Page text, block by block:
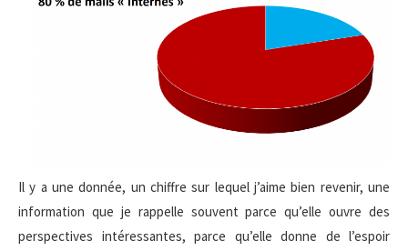
Il y a une donnée, un chiffre sur lequel j’aime bien revenir, une
information que je rappelle souvent parce qu’elle ouvre des
perspectives intéressantes, parce qu’elle donne de l’espoir